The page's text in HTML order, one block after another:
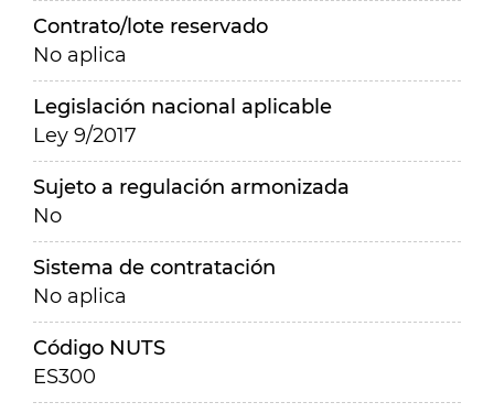
Contrato/lote reservado
No aplica
Legislación nacional aplicable
Ley 9/2017
Sujeto a regulación armonizada
No
Sistema de contratación
No aplica
Código NUTS
ES300